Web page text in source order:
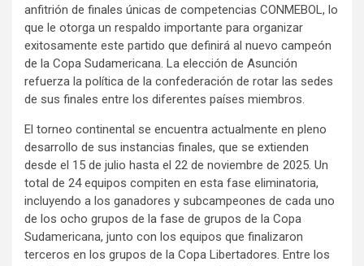
anfitrión de finales únicas de competencias CONMEBOL, lo
que le otorga un respaldo importante para organizar
exitosamente este partido que definirá al nuevo campeón
de la Copa Sudamericana. La elección de Asunción
refuerza la política de la confederación de rotar las sedes
de sus finales entre los diferentes países miembros.
El torneo continental se encuentra actualmente en pleno
desarrollo de sus instancias finales, que se extienden
desde el 15 de julio hasta el 22 de noviembre de 2025. Un
total de 24 equipos compiten en esta fase eliminatoria,
incluyendo a los ganadores y subcampeones de cada uno
de los ocho grupos de la fase de grupos de la Copa
Sudamericana, junto con los equipos que finalizaron
terceros en los grupos de la Copa Libertadores. Entre los